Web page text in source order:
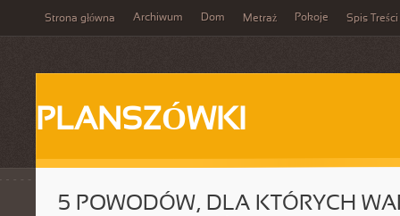
Strona główna Archiwum Dom Metraż Pokoje Spis Treści
PLANSZÓWKI
5 POWODÓW, DLA KTÓRYCH